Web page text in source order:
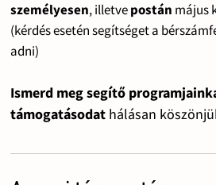
személyesen, illetvepostán május
(kérdés esetén segítséget a
adni)
Ismerd meg segítő
támogatásodat hálásan